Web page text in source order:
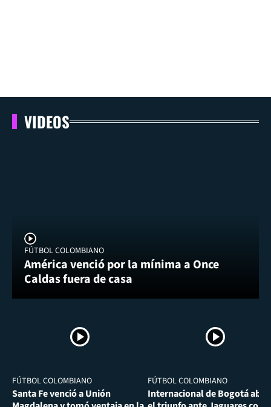
VIDEOS
FÚTBOL COLOMBIANO
América venció por la mínima a Once
Caldas fuera de casa
FÚTBOL COLOMBIANO
Santa Fe venció a Unión
FÚTBOL COLOMBIANO
Internacional de Bogotá